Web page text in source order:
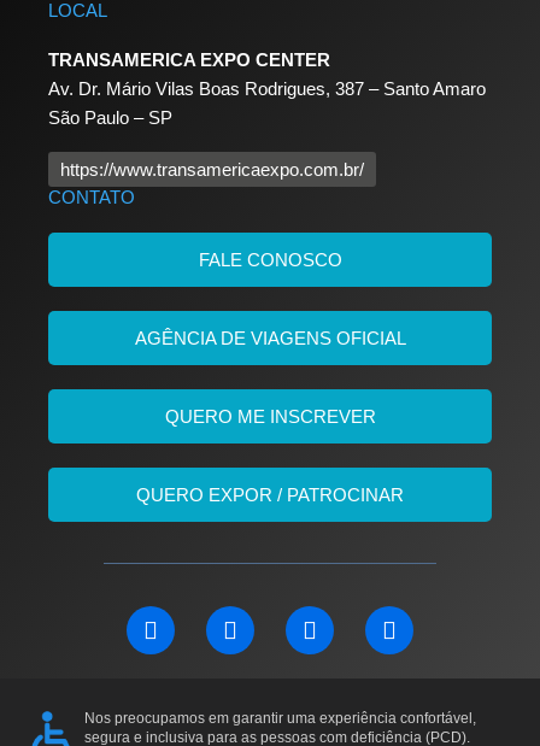
LOCAL
TRANSAMERICA EXPO CENTER
Av. Dr. Mário Vilas Boas Rodrigues, 387 – Santo Amaro
São Paulo – SP
https://www.transamericaexpo.com.br/
CONTATO
FALE CONOSCO
AGÊNCIA DE VIAGENS OFICIAL
QUERO ME INSCREVER
QUERO EXPOR / PATROCINAR
L
i
e
d
F
a
b
o
I
n
a
g
Y
o
u
b
Nos preocupamos em garantir uma experiência confortável,
segura e inclusiva para as pessoas com deficiência (PCD).